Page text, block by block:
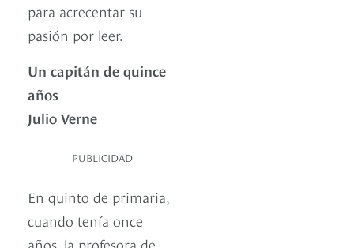
para acrecentar su
pasión por leer.
Un capitán de quince
años
Julio Verne
PUBLICIDAD
En quinto de primaria,
cuando tenía once
años, la profesora de